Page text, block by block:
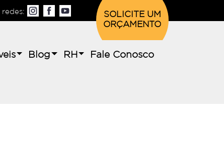
redes:
SOLICITE UM
ORÇAMENTO
Blog RH Fale Conosco